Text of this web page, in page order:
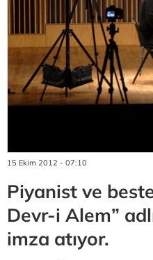
15 Ekim 2012 - 07:10
Piyanist ve
Devr-i Alem”
imza atıyor.